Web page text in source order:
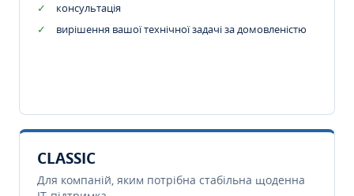
консультація
вирішення вашої технічної задачі за домовленістю
CLASSIC
Для компаній, яким потрібна стабільна щоденна